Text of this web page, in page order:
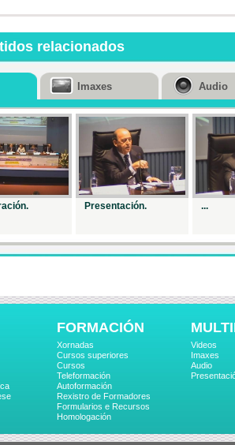
relacionados
Presentación. ...
Imaxes Audio
FORMACIÓN
Xornadas
Cursos superiores
Cursos
Teleformación
Autoformación
Rexistro de Formadores
Formularios e Recursos
Homologación
Videos
Imaxes
Audio